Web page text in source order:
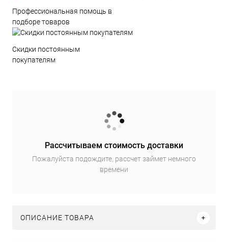
Профессиональная помощь в
подборе товаров
Скидки постоянным
покупателям
Рассчитываем стоимость доставки
Пожалуйста подождите, рассчет займет немного
времени
ОПИСАНИЕ ТОВАРА